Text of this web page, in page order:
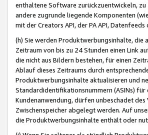
enthaltene Software zurückzuentwickeln,
andere zugrunde liegende Komponenten
mit der Creators API, der PA API,
(h) Sie werden Produktwerbungsinhalte, die
Zeitraum von bis zu 24 Stunden einen Link
die nicht aus Bildern bestehen, für einen
Ablauf dieses Zeitraums durch
Produktwerbungsinhalte aktualisieren und
Standardidentifikationsnummern (ASINs) für
Kundenanwendung, dürfen unbeschadet
Zwischenspeicher abgelegt werden. Auf
die Produktwerbungsinhalte enthält oder